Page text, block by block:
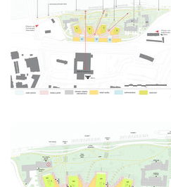
dob centrum dobřichovice